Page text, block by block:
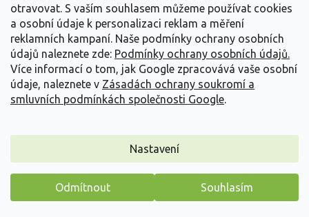
otravovat. S vaším souhlasem můžeme používat cookies
a osobní údaje k personalizaci reklam a měření
reklamních kampaní. Naše podmínky ochrany osobních
údajů naleznete zde: Podmínky ochrany osobních údajů.
Více informací o tom, jak Google zpracovává vaše osobní
údaje, naleznete v Zásadách ochrany soukromí a
smluvních podmínkách společnosti Google.
Nastavení
Odmítnout Souhlasím
Vytvořil Shoptet
Copyright 2026 Zahradnictví Spomyšl
. Všechna práva
vyhrazena.
Máme pro vás malý dárek